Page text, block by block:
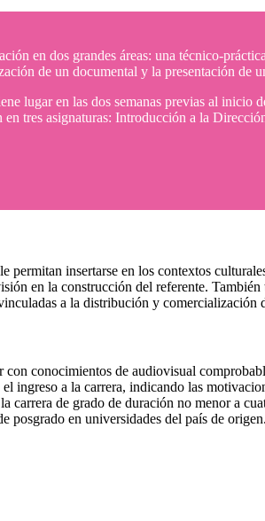
en dos grandes áreas: una técnico-
de un documental y la presentación de
lugar en las dos semanas previas al
tres asignaturas: Introducción a la
insertarse en los contextos
en la construcción del referente.
a la distribución y comercialización
conocimientos de audiovisual
a la carrera, indicando las
de grado de duración no menor a
posgrado en universidades del país de